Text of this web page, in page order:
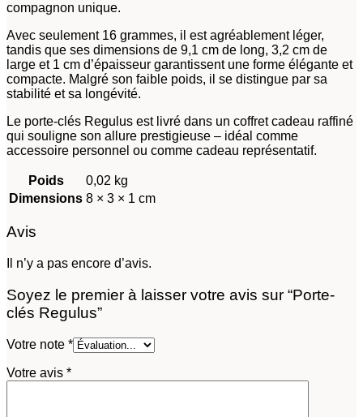
compagnon unique.
Avec seulement 16 grammes, il est agréablement léger,
tandis que ses dimensions de 9,1 cm de long, 3,2 cm de
large et 1 cm d’épaisseur garantissent une forme élégante et
compacte. Malgré son faible poids, il se distingue par sa
stabilité et sa longévité.
Le porte-clés Regulus est livré dans un coffret cadeau raffiné
qui souligne son allure prestigieuse – idéal comme
accessoire personnel ou comme cadeau représentatif.
Poids
0,02 kg
Dimensions 8 × 3 × 1 cm
Avis
Il n’y a pas encore d’avis.
Soyez le premier à laisser votre avis sur “Porte-
clés Regulus”
Votre note *
Votre avis *